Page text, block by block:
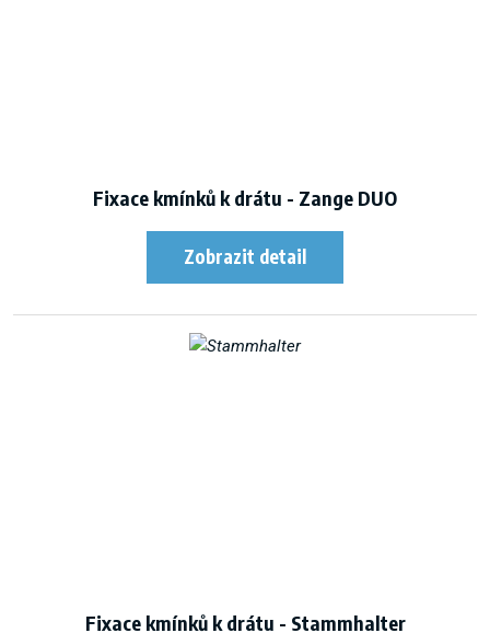
Fixace kmínků k drátu - Zange DUO
Fixace kmínků k drátu - Stammhalter